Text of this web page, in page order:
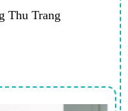
Thu Trang